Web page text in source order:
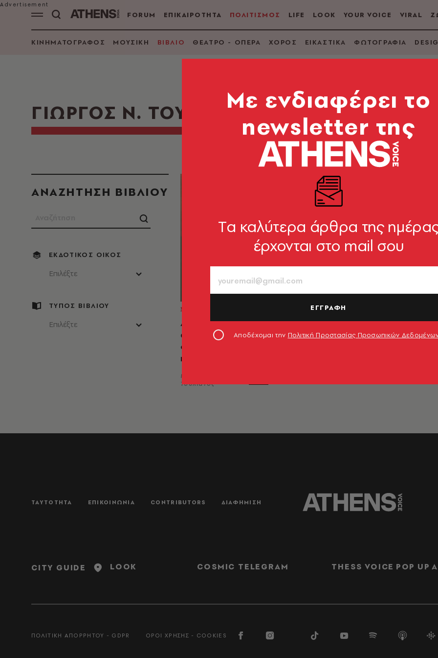
FORUM ΕΠΙΚΑΙΡΟΤΗΤΑ ΠΟΛΙΤΙΣΜΟΣ LIFE LOOK YOUR VOICE VIRAL
ΚΙΝΗΜΑΤΟΓΡΑΦΟΣ ΜΟΥΣΙΚΗ ΒΙΒΛΙΟ ΘΕΑΤΡΟ - ΟΠΕΡΑ ΧΟΡΟΣ ΕΙΚΑΣΤΙΚΑ ΦΩΤΟΓΡΑΦΙΑ
ΓΙΩΡΓΟΣ Ν. ΤΟΥΛΙΑΤΟΣ
ΑΝΑΖΗΤΗΣΗ ΒΙΒΛΙΟΥ
ΕΚΔΟΤΙΚΌΣ ΟΊΚΟΣ
Επιλέξτε
ΤΥΠΟΣ ΒΙΒΛΙΟΥ
Επιλέξτε
ΜΕΛΕΤΕΣ
Διατροφολογία,
ασκησεολογία,
φαρμακοδιέγερσ
η
Γιώργος Ν.
Τουλιάτος
ΤΑΥΤΟΤΗΤΑ ΕΠΙΚΟΙΝΩΝΙΑ CONTRIBUTORS ΔΙΑΦΗΜΙΣΗ
CITY GUIDE LOOK COSMIC TELEGRAM THESS VOICE POP UP
ΠΟΛΙΤΙΚΗ ΑΠΟΡΡΗΤΟΥ - GDPR ΟΡΟΙ ΧΡΗΣΗΣ - COOKIES
Mε ενδιαφέρει το
newsletter της
Tα καλύτερα άρθρα της
έρχονται στο mail σου
ΕΓΓΡΑΦΗ
Αποδέχομαι την Πολιτική Προστασίας Προσωπικών